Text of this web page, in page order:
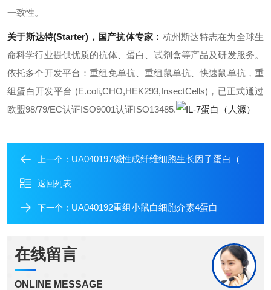
一致性。
关于斯达特(Starter)，国产抗体专家： 杭州斯达特志在为全球生
命科学行业提供优质的抗体、蛋白、试剂盒等产品及研发服务。
依托多个开发平台：重组免单抗、重组鼠单抗、快速鼠单抗，重
组蛋白开发平台 (E.coli,CHO,HEK293,InsectCells)，已正式通过
欧盟98/79/EC认证ISO9001认证ISO13485.
上一个： UA040197碱性成纤维细胞生长因子蛋白（牛源）
返回列表
下一个： UA040192重组小鼠白细胞介素4蛋白
在线留言
ONLINE MESSAGE